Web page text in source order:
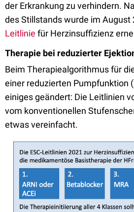
der Erkrankung zu verhindern.
des Stillstands wurde im August
Leitlinie für Herzinsuffizienz
Therapie bei reduzierter
Beim Therapiealgorithmus für
einer reduzierten Pumpfunktion (
einiges geändert: Die Leitlinien
vom konventionellen
etwas vereinfacht.